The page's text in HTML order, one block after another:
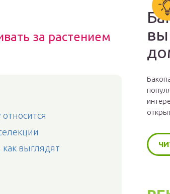
за растением
выглядят